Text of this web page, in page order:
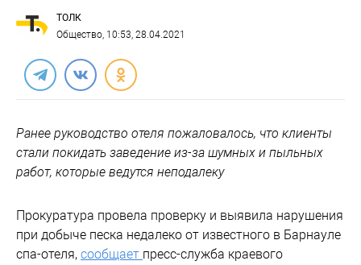
ТОЛК
Общество, 10:53, 28.04.2021
Ранее руководство отеля пожаловалось, что клиенты
стали покидать заведение из-за шумных и пыльных
работ, которые ведутся неподалеку
Прокуратура провела проверку и выявила нарушения
при добыче песка недалеко от известного в Барнауле
спа-отеля, сообщает пресс-служба краевого